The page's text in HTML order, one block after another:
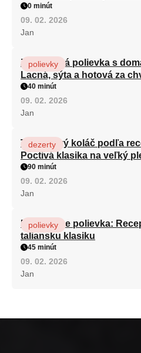
0 minút
09. 02. 2026
Jan
Zeleninová polievka s
Lacná, sýta a hotová za
polievky
40 minút
09. 02. 2026
Jan
Tvarohový koláč podľa
Poctivá klasika na veľký
dezerty
90 minút
09. 02. 2026
Jan
Minestrone polievka:
taliansku klasiku
polievky
45 minút
09. 02. 2026
Jan